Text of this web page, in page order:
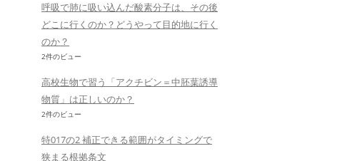
呼吸で肺に吸い込んだ酸素分子は、その後
どこに行くのか？どうやって目的地に行く
のか？
2件のビュー
高校生物で習う「アクチビン＝中胚葉誘導
物質」は正しいのか？
2件のビュー
特017の2 補正できる範囲がタイミングで
狭まる根拠条文